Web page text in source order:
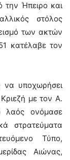
την Ήπειρο και
στόλος
των ακτών
κατέλαβε τον
να υποχωρήσει
με τον Α.
λαός ονόμασε
στρατεύματα
Τύπο,
Αιώνας,